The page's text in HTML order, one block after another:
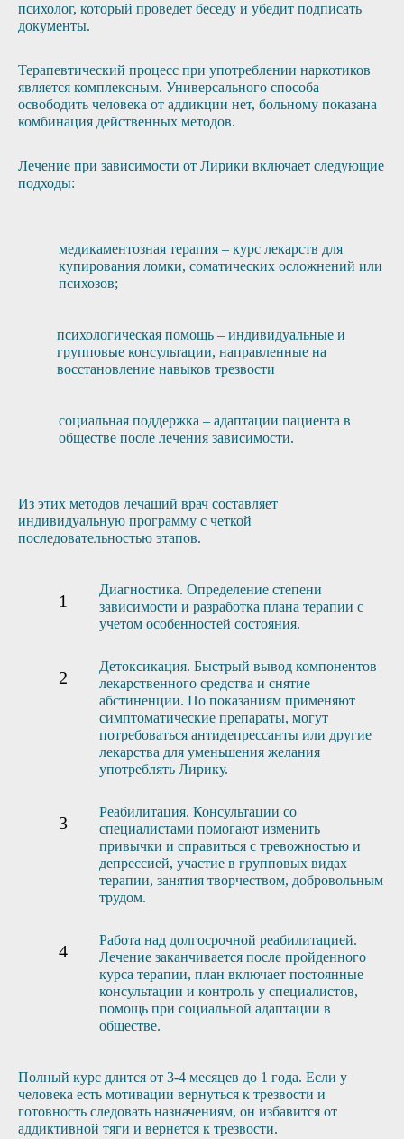
психолог, который проведет беседу и убедит подписать
документы.
Терапевтический процесс при употреблении наркотиков
является комплексным. Универсального способа
освободить человека от аддикции нет, больному показана
комбинация действенных методов.
Лечение при зависимости от Лирики включает следующие
подходы:
медикаментозная терапия – курс лекарств для
купирования ломки, соматических осложнений или
психозов;
психологическая помощь – индивидуальные и
групповые консультации, направленные на
восстановление навыков трезвости
социальная поддержка – адаптации пациента в
обществе после лечения зависимости.
Из этих методов лечащий врач составляет
индивидуальную программу с четкой
последовательностью этапов.
Диагностика. Определение степени
зависимости и разработка плана терапии с
учетом особенностей состояния.
Детоксикация. Быстрый вывод компонентов
лекарственного средства и снятие
абстиненции. По показаниям применяют
симптоматические препараты, могут
потребоваться антидепрессанты или другие
лекарства для уменьшения желания
употреблять Лирику.
Реабилитация. Консультации со
специалистами помогают изменить
привычки и справиться с тревожностью и
депрессией, участие в групповых видах
терапии, занятия творчеством, добровольным
трудом.
Работа над долгосрочной реабилитацией.
Лечение заканчивается после пройденного
курса терапии, план включает постоянные
консультации и контроль у специалистов,
помощь при социальной адаптации в
обществе.
Полный курс длится от 3-4 месяцев до 1 года. Если у
человека есть мотивации вернуться к трезвости и
готовность следовать назначениям, он избавится от
аддиктивной тяги и вернется к трезвости.